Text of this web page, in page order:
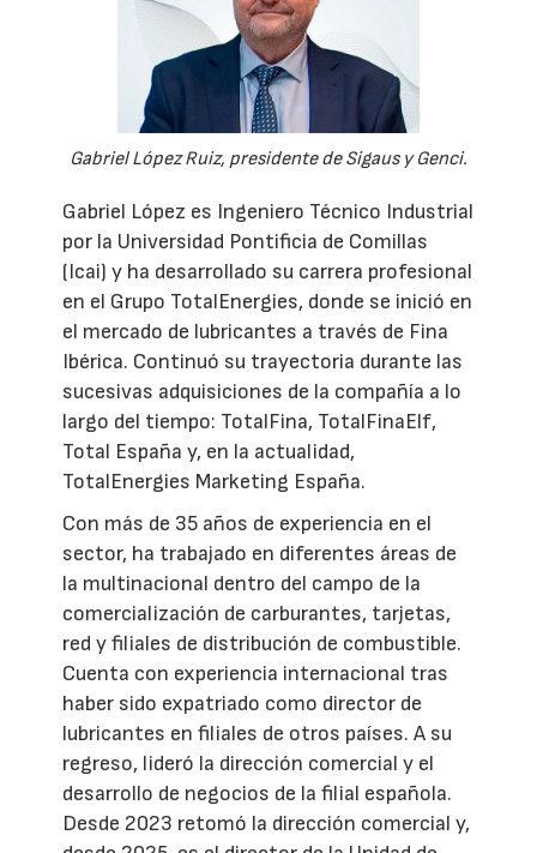
Gabriel López Ruiz, presidente de Sigaus y Genci.
Gabriel López es Ingeniero Técnico Industrial
por la Universidad Pontificia de Comillas
(Icai) y ha desarrollado su carrera profesional
en el Grupo TotalEnergies, donde se inició en
el mercado de lubricantes a través de Fina
Ibérica. Continuó su trayectoria durante las
sucesivas adquisiciones de la compañía a lo
largo del tiempo: TotalFina, TotalFinaElf,
Total España y, en la actualidad,
TotalEnergies Marketing España.
Con más de 35 años de experiencia en el
sector, ha trabajado en diferentes áreas de
la multinacional dentro del campo de la
comercialización de carburantes, tarjetas,
red y filiales de distribución de combustible.
Cuenta con experiencia internacional tras
haber sido expatriado como director de
lubricantes en filiales de otros países. A su
regreso, lideró la dirección comercial y el
desarrollo de negocios de la filial española.
Desde 2023 retomó la dirección comercial y,